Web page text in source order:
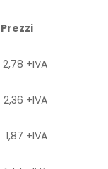
Prezzi
2,78 +IVA
2,36 +IVA
1,87 +IVA